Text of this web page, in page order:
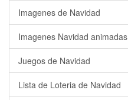
Imagenes de Navidad
Imagenes Navidad animadas
Juegos de Navidad
Lista de Loteria de Navidad